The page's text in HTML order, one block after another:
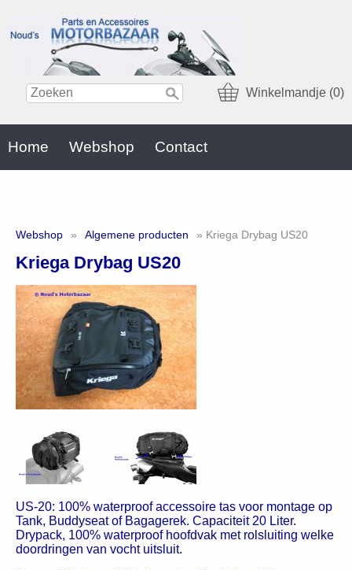
Winkelmandje (0)
Home Webshop Contact
Webshop » Algemene producten » Kriega Drybag US20
Kriega Drybag US20
US-20: 100% waterproof accessoire tas voor montage op
Tank, Buddyseat of Bagagerek. Capaciteit 20 Liter.
Drypack, 100% waterproof hoofdvak met rolsluiting welke
doordringen van vocht uitsluit.